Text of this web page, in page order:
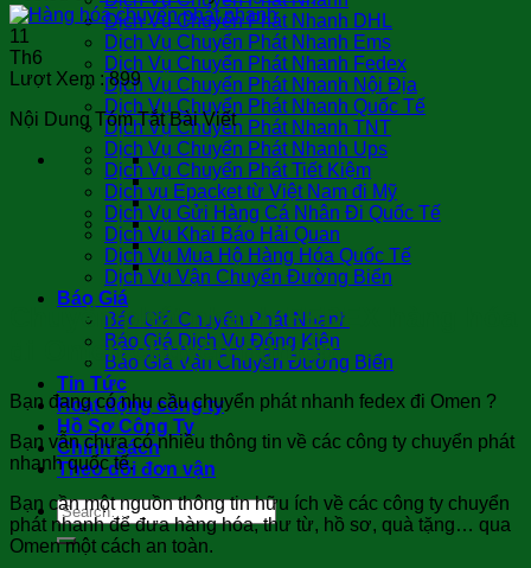
Dịch Vụ Chuyển Phát Nhanh DHL
Dịch Vụ Chuyển Phát Nhanh Ems
Dịch Vụ Chuyển Phát Nhanh Fedex
Dịch Vụ Chuyển Phát Nhanh Nội Địa
Dịch Vụ Chuyển Phát Nhanh Quốc Tế
Dịch Vụ Chuyển Phát Nhanh TNT
Dịch Vụ Chuyển Phát Nhanh Ups
Dịch Vụ Chuyển Phát Tiết Kiệm
Dịch vụ Epacket từ Việt Nam đi Mỹ
Dịch Vụ Gửi Hàng Cá Nhân Đi Quốc Tế
Dịch Vụ Khai Báo Hải Quan
Dịch Vụ Mua Hộ Hàng Hóa Quốc Tế
Dịch Vụ Vận Chuyển Đường Biển
Báo Giá
Báo Giá Chuyển Phát Nhanh
Báo Giá Dịch Vụ Đóng Kiện
Báo Giá Vận Chuyển Đường Biển
Tin Tức
Hoạt động công ty
Hồ Sơ Công Ty
Chính sách
Theo dõi đơn vận
11
Th6
Lượt Xem : 899
Nội Dung Tóm Tắt Bài Viết
Chuyển phát nhanh FEDEX hàng hóa
đi Omen chuyên nghiệp
Bạn đang có nhu cầu chuyển phát nhanh fedex đi Omen ?
Bạn vẫn chưa có nhiều thông tin về các công ty chuyển phát
nhanh quốc tế.
Bạn cần một nguồn thông tin hữu ích về các công ty chuyển
phát nhanh để đưa hàng hóa, thư từ, hồ sơ, quà tặng… qua
Omen một cách an toàn.